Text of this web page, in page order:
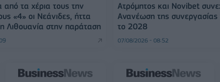
τα χέρια τους την
«4» οι Νεάνιδες, ήττα
Λιθουανία στην παράταση
Ατρόμητος και Novibet
Ανανέωση της συνεργασίας
το 2028
07/08/2026 - 08:52